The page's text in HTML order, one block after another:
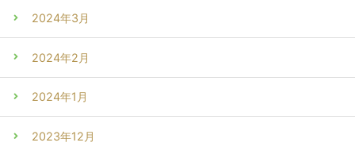
2024年3月
2024年2月
2024年1月
2023年12月